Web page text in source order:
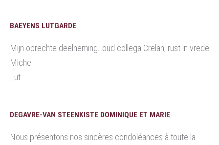
BAEYENS LUTGARDE
Mijn oprechte deelneming…oud collega Crelan, rust in vrede
Michel
Lut
DEGAVRE-VAN STEENKISTE DOMINIQUE ET MARIE
Nous présentons nos sincères condoléances à toute la